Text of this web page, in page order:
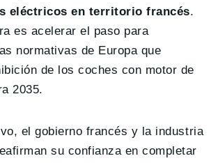
eléctricos en territorio francés.
es acelerar el paso para
normativas de Europa que
de los coches con motor de
2035.
el gobierno francés y la industria
su confianza en completar